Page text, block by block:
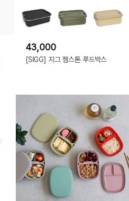
43,000
[SIGG] 지그 젬스톤 푸드박스